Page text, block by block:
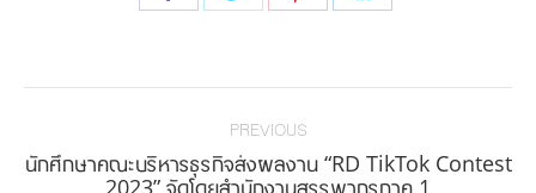
PREVIOUS
Previous
นักศึกษาคณะบริหารธุรกิจส่งผลงาน “RD TikTok Contest
2023” จัดโดยสำนักงานสรรพากรภาค 1